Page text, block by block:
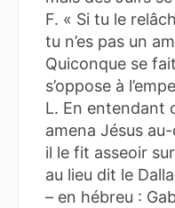
F. « Si tu le
tu n’es pas un
Quiconque se
s’oppose à
L. En entendant
amena Jésus
il le fit asseoir
au lieu dit le
– en hébreu :